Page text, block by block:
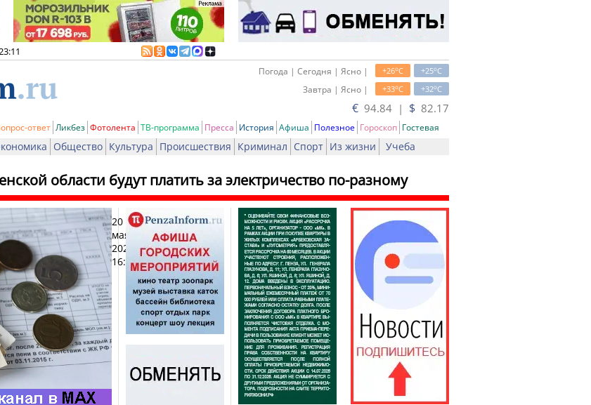
+25oC
+26oC
Погода | Сегодня | Ясно |
+32oC
+33oC
Завтра | Ясно |
€ 94.84 | $ 82.17
ответ Ликбез Фотолента ТВ-программа Пресса История Афиша Полезное Гороскоп Гостевая
Общество Культура Происшествия Криминал Спорт Из жизни Учеба
области будут платить за электричество по-разному
20
мая
2025,
16:08
Печать